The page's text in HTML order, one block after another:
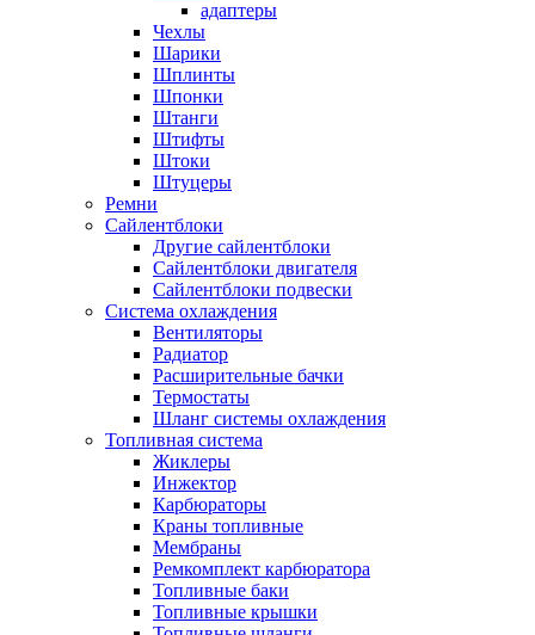
адаптеры
Чехлы
Шарики
Шплинты
Шпонки
Штанги
Штифты
Штоки
Штуцеры
Ремни
Сайлентблоки
Другие сайлентблоки
Сайлентблоки двигателя
Сайлентблоки подвески
Система охлаждения
Вентиляторы
Радиатор
Расширительные бачки
Термостаты
Шланг системы охлаждения
Топливная система
Жиклеры
Инжектор
Карбюраторы
Краны топливные
Мембраны
Ремкомплект карбюратора
Топливные баки
Топливные крышки